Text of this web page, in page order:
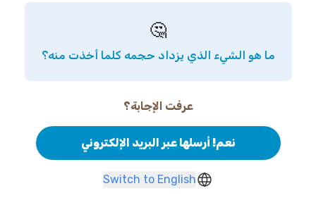
🤔
ما هو الشيء الذي يزداد حجمه كلما أخذت منه؟
عرفت الإجابة؟
نعم! أرسلها عبر البريد الإلكتروني
Switch to English